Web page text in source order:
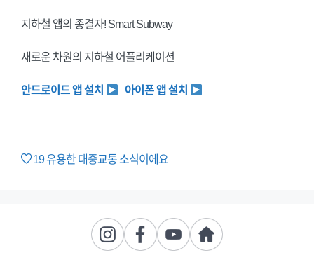
지하철 앱의 종결자! Smart Subway
새로운 차원의 지하철 어플리케이션
안드로이드 앱 설치 아이폰 앱 설치
19유용한 대중교통 소식이에요